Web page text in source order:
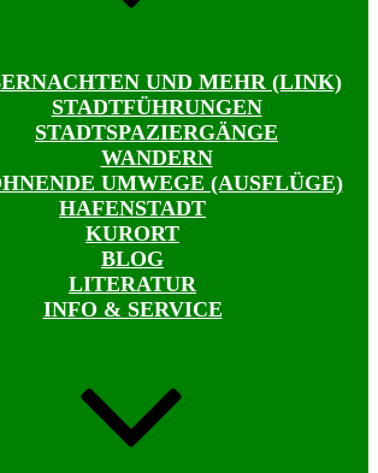
UND MEHR (LINK)
STADTFÜHRUNGEN
STADTSPAZIERGÄNGE
WANDERN
UMWEGE (AUSFLÜGE)
HAFENSTADT
KURORT
BLOG
LITERATUR
INFO & SERVICE